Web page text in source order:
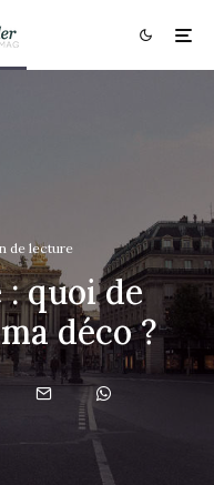
de lecture
quoi de
déco ?